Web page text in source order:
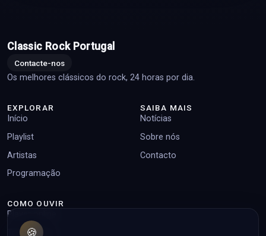
Classic Rock Portugal
Contacte-nos
Os melhores clássicos do rock, 24 horas por dia.
EXPLORAR
Início
Playlist
Artistas
Programação
SAIBA MAIS
Notícias
Sobre nós
Contacto
COMO OUVIR
Player online
Top pedidos
🍪